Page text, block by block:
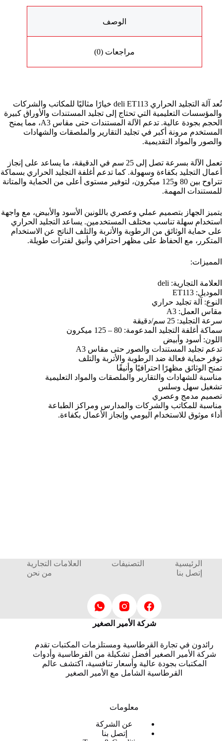
الوصف
مراجعات (0)
تُعد آلة التجليد الحراري deli ET113 خيارًا مثاليًا للمكاتب والشركات
والمؤسسات التعليمية التي تحتاج إلى تجليد المستندات والأوراق كبيرة
الحجم بجودة عالية. تدعم الآلة المستندات حتى مقاس A3، مما يمنح
المستخدم مرونة أكبر في تجليد التقارير والملصقات والشهادات
والصور والمواد التقديمية.
تعمل الآلة بسرعة تصل إلى 25 سم في الدقيقة، ما يساعد على إنجاز
أعمال التجليد بكفاءة وسهولة. كما تدعم أغلفة التجليد الحراري بسماكة
تتراوح بين 80 و125 ميكرون، لتوفير مستوى أعلى من الحماية والمتانة
للمستندات المهمة.
يتميز الجهاز بتصميم عملي وعصري باللونين الأسود والأبيض، مع واجهة
استخدام سهلة تناسب مختلف المستخدمين. يساعد التجليد الحراري
على حماية الوثائق من الرطوبة والأتربة والتلف الناتج عن الاستخدام
المتكرر، مع الحفاظ على مظهر احترافي وأنيق لفترات طويلة.
المميزات:
العلامة التجارية: deli
الموديل: ET113
النوع: آلة تجليد حراري
مقاس العمل: A3
سرعة التجليد: 25 سم/دقيقة
سماكة أغلفة التجليد المدعومة: 80 – 125 ميكرون
اللون: أسود وأبيض
تدعم تجليد المستندات والصور حتى مقاس A3
توفر حماية فعالة ضد الرطوبة والأتربة والتلف
تمنح الوثائق مظهرًا احترافيًا وأنيقًا
مناسبة للشهادات والتقارير والملصقات والمواد التعليمية
تشغيل سهل وسلس
تصميم مدمج وعصري
مناسبة للمكاتب والشركات والمدارس ومراكز الطباعة
أداء موثوق للاستخدام اليومي وإنجاز الأعمال بكفاءة.
الرئيسية التصنيفات
العلامات التجارية
إتصل بنا
من نحن
شركة الأمير الصغير
رائدون في تجارة القرطاسية ومستلزمات المكتبات تقدم
شركة الأمير الصغير أفضل تشكيلة من القرطاسية وأدوات
المكتبات بجودة عالية وأسعار تنافسية، اكتشف عالم
القرطاسية الشامل مع الأمير الصغير
معلومات
عن الشركة
إتصل بنا